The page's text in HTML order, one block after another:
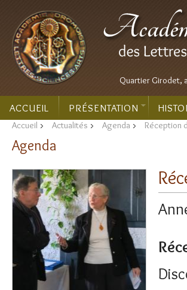
Quartier Girodet,
ACCUEIL PRÉSENTATION
Accueil > Actualités > Agenda > Réception
Agenda